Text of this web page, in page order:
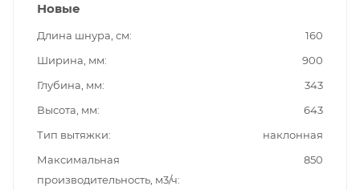
Новые
Длина шнура, см
160
Ширина, мм
900
Глубина, мм
343
Высота, мм
643
Тип вытяжки
наклонная
Максимальная
производительность, м3/ч
850